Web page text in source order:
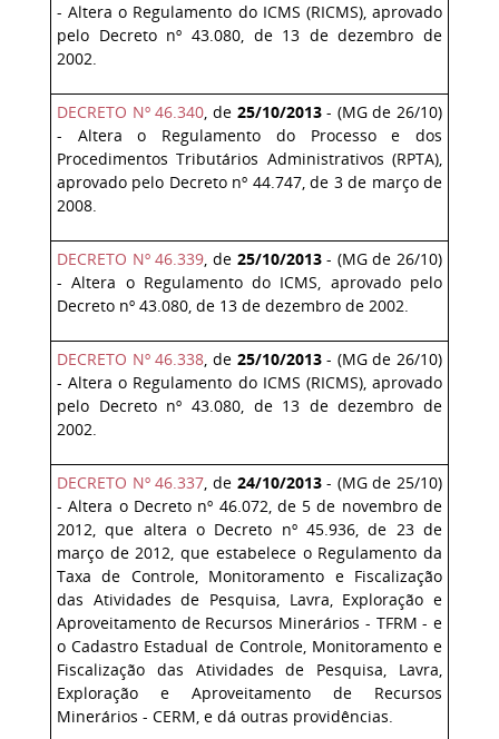
- Altera o Regulamento do ICMS (RICMS), aprovado
pelo Decreto nº 43.080, de 13 de dezembro de
2002.
DECRETO Nº 46.340, de 25/10/2013- (MG de 26/10)
- Altera o Regulamento do Processo e dos
Procedimentos Tributários Administrativos (RPTA),
aprovado pelo Decreto nº 44.747, de 3 de março de
2008.
DECRETO Nº 46.339, de 25/10/2013- (MG de 26/10)
- Altera o Regulamento do ICMS, aprovado pelo
Decreto nº 43.080, de 13 de dezembro de 2002.
DECRETO Nº 46.338, de 25/10/2013- (MG de 26/10)
- Altera o Regulamento do ICMS (RICMS), aprovado
pelo Decreto nº 43.080, de 13 de dezembro de
2002.
DECRETO Nº 46.337, de 24/10/2013- (MG de 25/10)
- Altera o Decreto nº 46.072, de 5 de novembro de
2012, que altera o Decreto nº 45.936, de 23 de
março de 2012, que estabelece o Regulamento da
Taxa de Controle, Monitoramento e Fiscalização
das Atividades de Pesquisa, Lavra, Exploração e
Aproveitamento de Recursos Minerários - TFRM - e
o Cadastro Estadual de Controle, Monitoramento e
Fiscalização das Atividades de Pesquisa, Lavra,
Exploração e Aproveitamento de Recursos
Minerários - CERM, e dá outras providências.